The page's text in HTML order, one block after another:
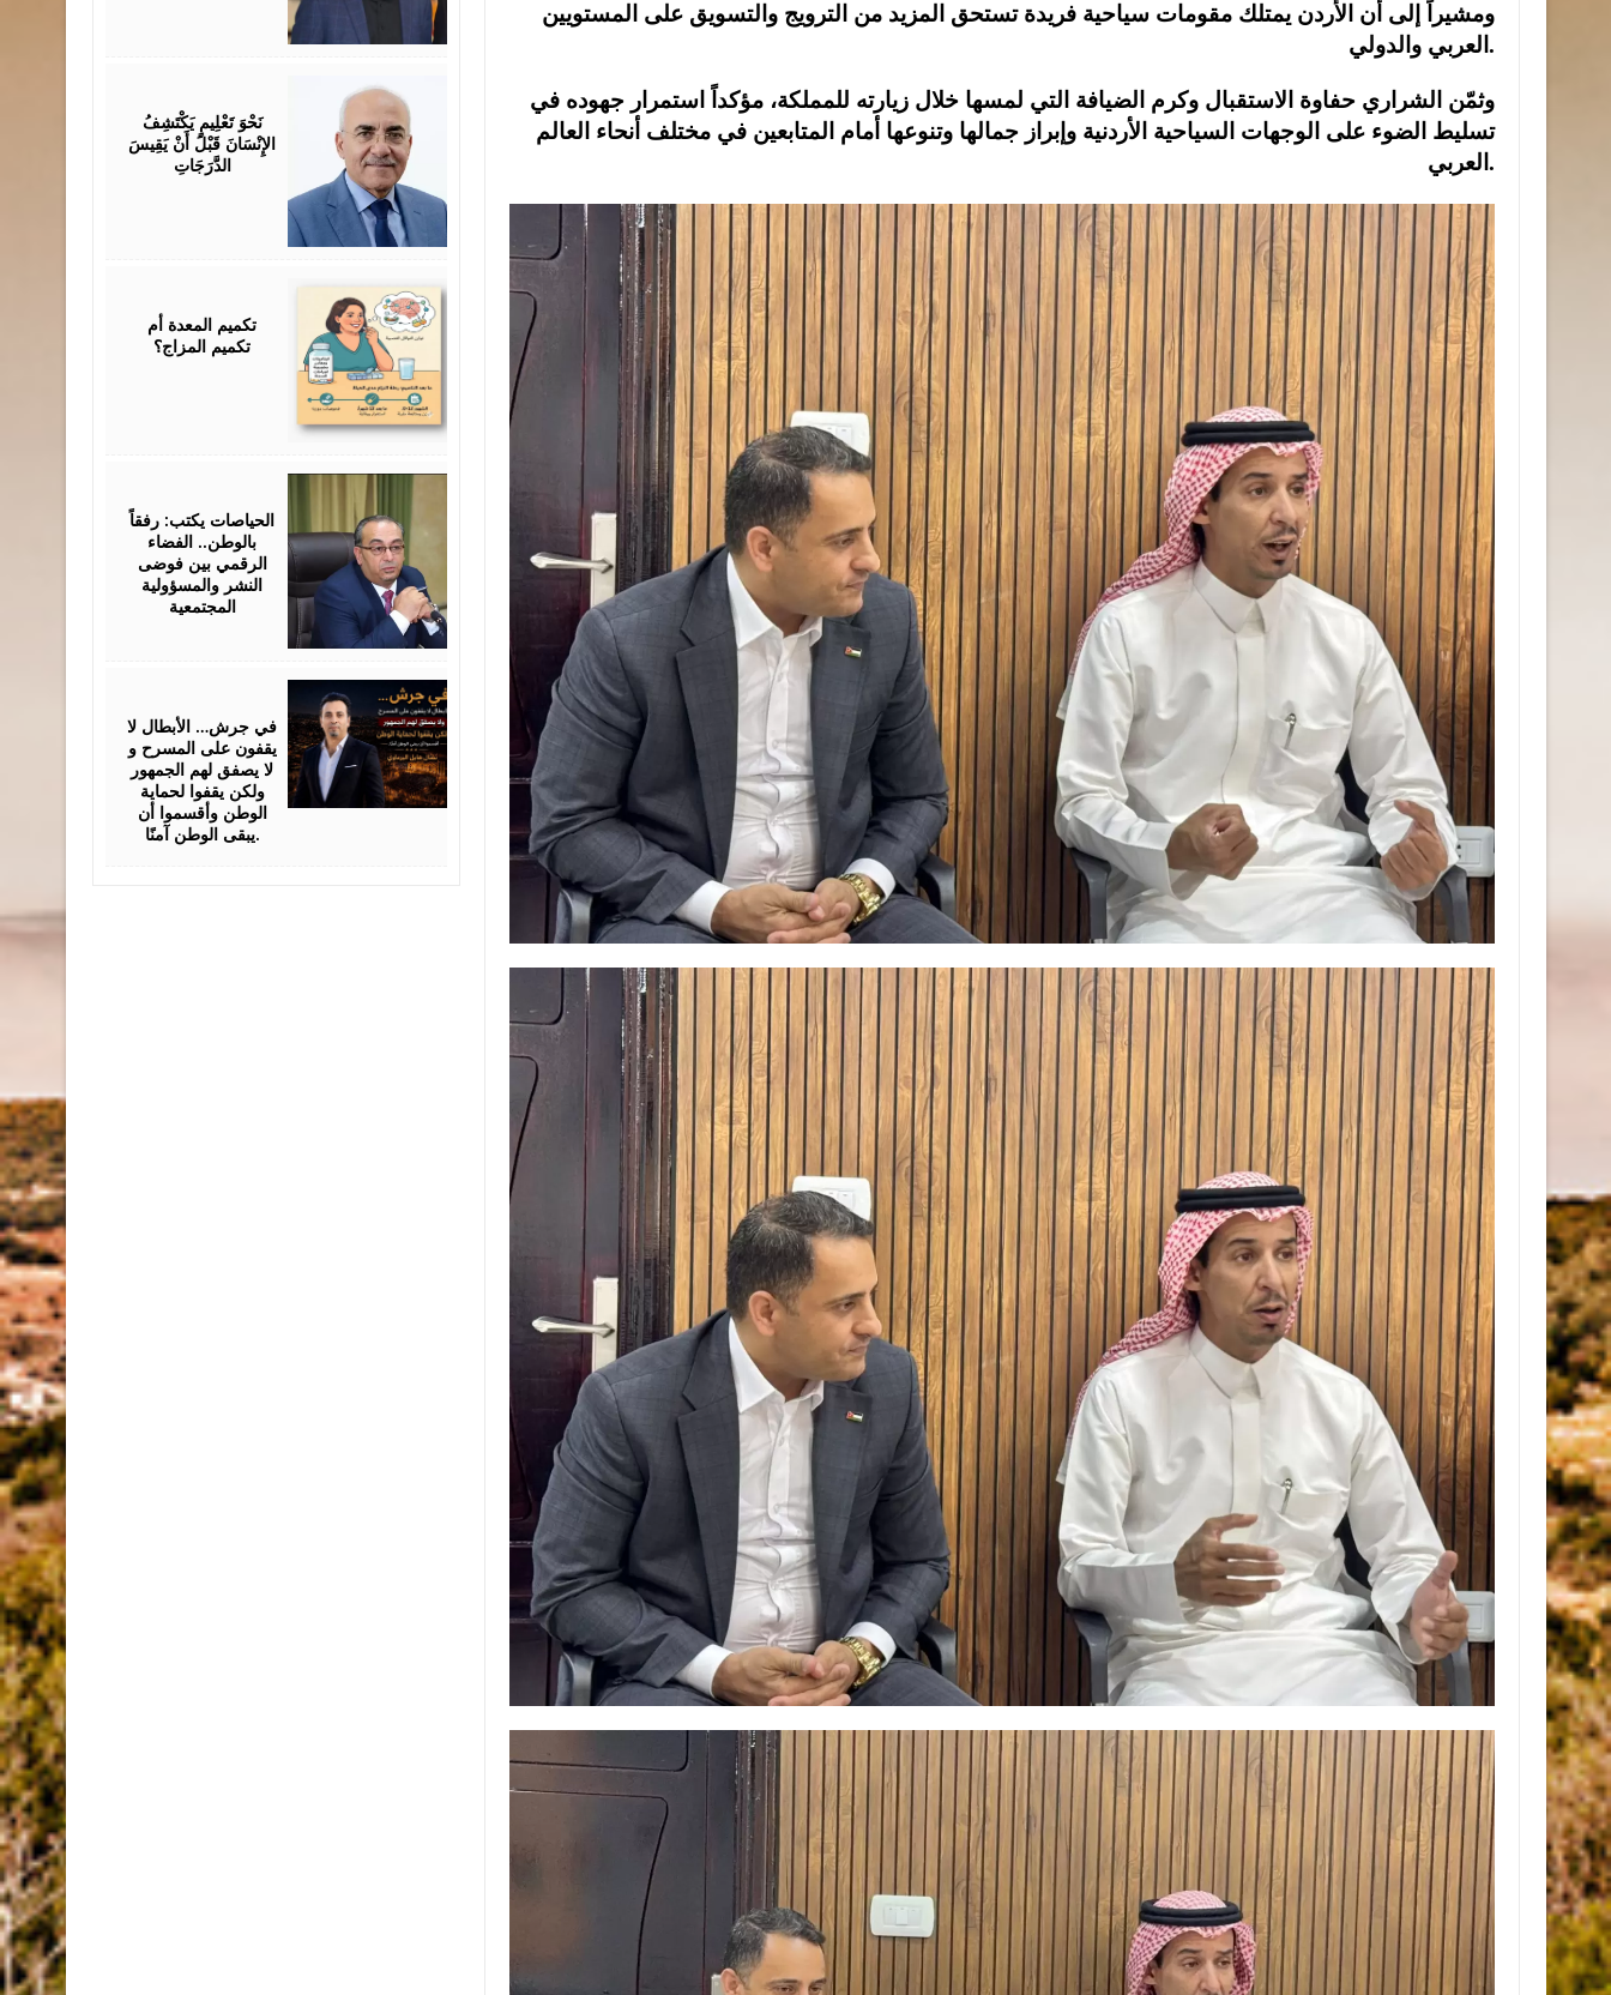
ومشيراً إلى أن الأردن يمتلك مقومات سياحية فريدة تستحق المزيد من الترويج والتسويق على المستويين
العربي والدولي.
وثمّن الشراري حفاوة الاستقبال وكرم الضيافة التي لمسها خلال زيارته للمملكة، مؤكداً استمرار جهوده في
تسليط الضوء على الوجهات السياحية الأردنية وإبراز جمالها وتنوعها أمام المتابعين في مختلف أنحاء العالم
العربي.
نَحْوَ تَعْلِيمٍ يَكْتَشِفُ
الإِنْسَانَ قَبْلَ أَنْ يَقِيسَ
الدَّرَجَاتِ
تكميم المعدة أم
تكميم المزاج؟
الحياصات يكتب: رفقاً
بالوطن.. الفضاء
الرقمي بين فوضى
النشر والمسؤولية
المجتمعية
2026
في جرش… الأبطال لا
يقفون على المسرح و
لا يصفق لهم الجمهور
ولكن يقفوا لحماية
الوطن وأقسموا أن
يبقى الوطن آمنًا.
2026